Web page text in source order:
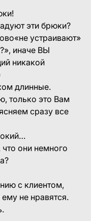
эти брюки?
устраивают»
иначе ВЫ
никакой
длинные.
только это Вам
сразу все
они немного
с клиентом,
не нравятся.